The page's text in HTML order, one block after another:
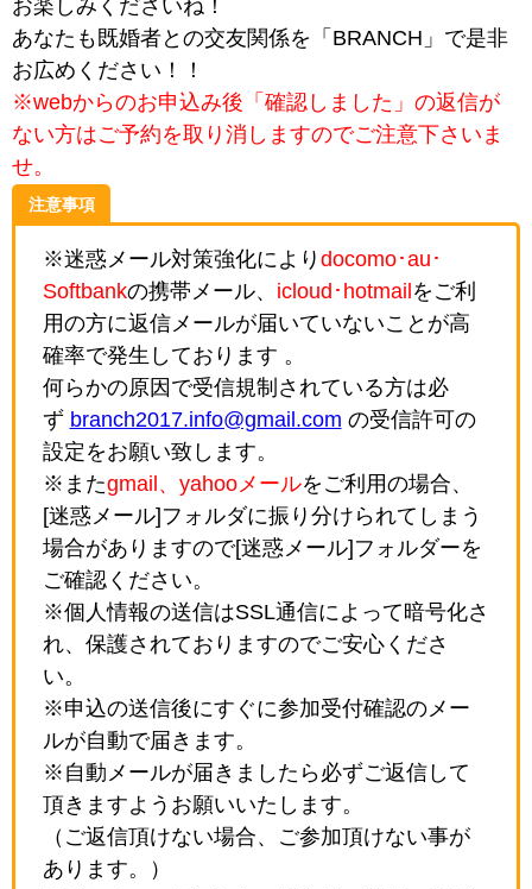
お楽しみくださいね！
あなたも既婚者との交友関係を「BRANCH」で是非
お広めください！！
※webからのお申込み後「確認しました」の返信が
ない方はご予約を取り消しますのでご注意下さいま
せ。
注意事項
※迷惑メール対策強化により docomo･au･
Softbankの携帯メール、 icloud･hotmail をご利
用の方に返信メールが届いていないことが高
確率で発生しております 。
何らかの原因で受信規制されている方は必
ず branch2017.info@gmail.com の受信許可の
設定をお願い致します。
※またgmail、yahooメールをご利用の場合、
[迷惑メール]フォルダに振り分けられてしまう
場合がありますので[迷惑メール]フォルダーを
ご確認ください。
※個人情報の送信はSSL通信によって暗号化さ
れ、保護されておりますのでご安心くださ
い。
※申込の送信後にすぐに参加受付確認のメー
ルが自動で届きます。
※自動メールが届きましたら必ずご返信して
頂きますようお願いいたします。
（ご返信頂けない場合、ご参加頂けない事が
あります。）